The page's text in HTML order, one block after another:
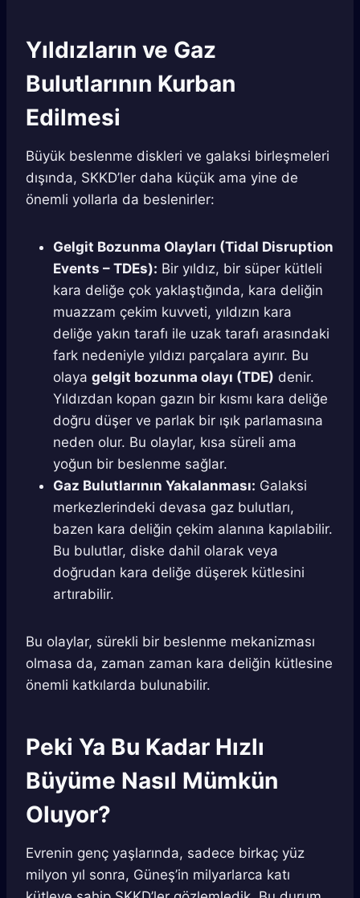
Yıldızların ve Gaz
Bulutlarının Kurban
Edilmesi
Büyük beslenme diskleri ve galaksi birleşmeleri
dışında, SKKD’ler daha küçük ama yine de
önemli yollarla da beslenirler:
Gelgit Bozunma Olayları (Tidal Disruption
Events – TDEs): Bir yıldız, bir süper kütleli
kara deliğe çok yaklaştığında, kara deliğin
muazzam çekim kuvveti, yıldızın kara
deliğe yakın tarafı ile uzak tarafı arasındaki
fark nedeniyle yıldızı parçalara ayırır. Bu
olaya gelgit bozunma olayı (TDE) denir.
Yıldızdan kopan gazın bir kısmı kara deliğe
doğru düşer ve parlak bir ışık parlamasına
neden olur. Bu olaylar, kısa süreli ama
yoğun bir beslenme sağlar.
Gaz Bulutlarının Yakalanması: Galaksi
merkezlerindeki devasa gaz bulutları,
bazen kara deliğin çekim alanına kapılabilir.
Bu bulutlar, diske dahil olarak veya
doğrudan kara deliğe düşerek kütlesini
artırabilir.
Bu olaylar, sürekli bir beslenme mekanizması
olmasa da, zaman zaman kara deliğin kütlesine
önemli katkılarda bulunabilir.
Peki Ya Bu Kadar Hızlı
Büyüme Nasıl Mümkün
Oluyor?
Evrenin genç yaşlarında, sadece birkaç yüz
milyon yıl sonra, Güneş’in milyarlarca katı